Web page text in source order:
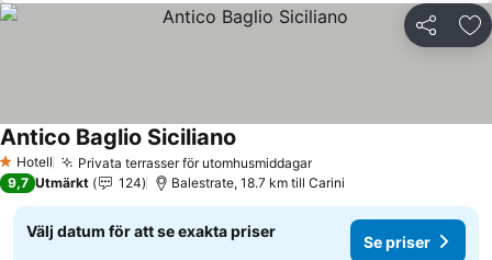
Dela
1 Stjärnor
Hotell Privata terrasser för utomhusmiddagar
Antico Baglio Siciliano
9,7 Utmärkt 124 Balestrate, 18.7 km till Carini
Välj datum för att se exakta priser
Se priser